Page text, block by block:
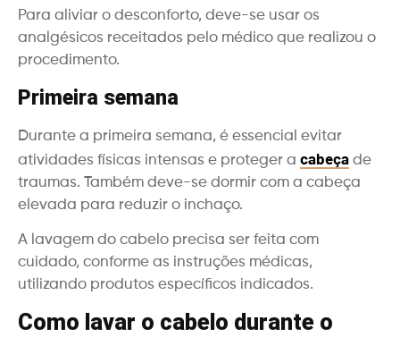
Para aliviar o desconforto, deve-se usar os
analgésicos receitados pelo médico que realizou o
procedimento.
Primeira semana
Durante a primeira semana, é essencial evitar
atividades físicas intensas e proteger a cabeça de
traumas. Também deve-se dormir com a cabeça
elevada para reduzir o inchaço.
A lavagem do cabelo precisa ser feita com
cuidado, conforme as instruções médicas,
utilizando produtos específicos indicados.
Como lavar o cabelo durante o